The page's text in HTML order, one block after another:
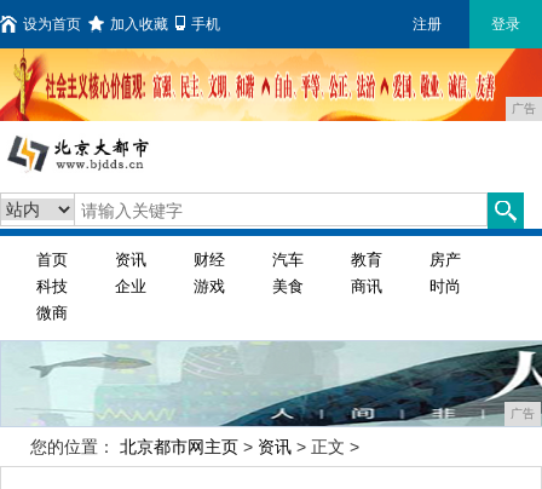
设为首页 加入收藏 手机 注册 登录
广告
首页 资讯 财经 汽车 教育
房产
科技
企业 游戏 美食 商讯
时尚
微商
广告
您的位置： 北京都市网主页 > 资讯 > 正文 >